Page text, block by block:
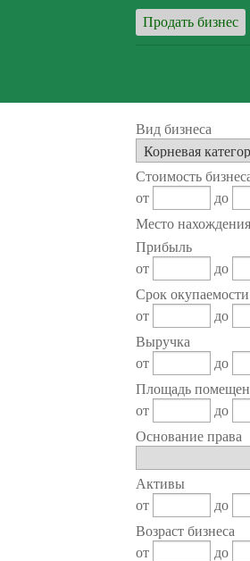
Продать бизнес
Вид бизнеса
Стоимость
от
до
Место нахождения
Прибыль
от
до
Срок окупаемости
от
до
Выручка
от
до
Площадь
от
до
Основание права
Активы
от
до
Возраст бизнеса
от
до